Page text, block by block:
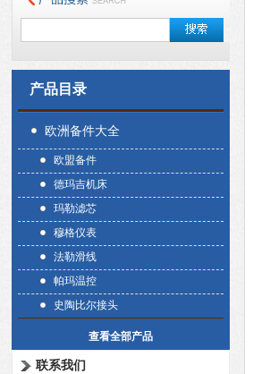
产品目录
欧洲备件大全
欧盟备件
德玛吉机床
玛勒滤芯
穆格仪表
法勒滑线
帕玛温控
史陶比尔接头
查看全部产品
联系我们